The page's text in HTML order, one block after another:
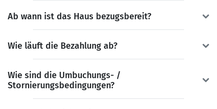
Ab wann ist das Haus bezugsbereit?
Wie läuft die Bezahlung ab?
Wie sind die Umbuchungs- /
Stornierungsbedingungen?